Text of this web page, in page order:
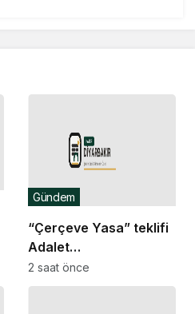
“Çerçeve Yasa” teklifi
Adalet
Komisyonu’nda… İYİ
Partili Olgun: Meclis
Gündem
2 saat önce